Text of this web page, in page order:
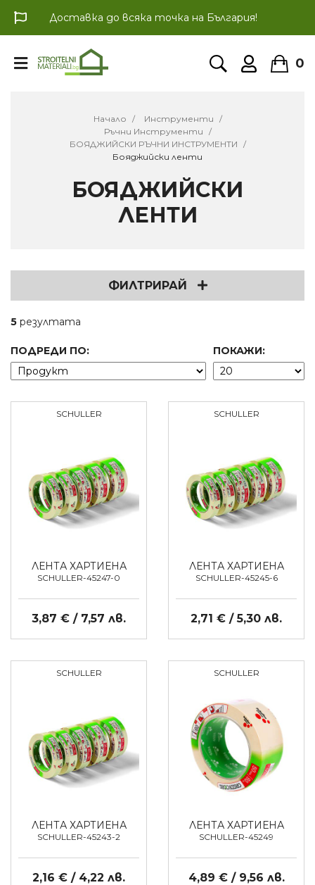
Доставка до всяка точка на България!
0
Начало
Инструменти
Ръчни Инструменти
БОЯДЖИЙСКИ РЪЧНИ ИНСТРУМЕНТИ
Бояджийски ленти
БОЯДЖИЙСКИ
ЛЕНТИ
ФИЛТРИРАЙ
5 резултата
ПОДРЕДИ ПО: ПОКАЖИ:
SCHULLER
ЛЕНТА ХАРТИЕНА
SCHULLER-45247-0
3,87 € / 7,57 лв.
SCHULLER
ЛЕНТА ХАРТИЕНА
SCHULLER-45245-6
2,71 € / 5,30 лв.
SCHULLER
ЛЕНТА ХАРТИЕНА
SCHULLER-45243-2
2,16 € / 4,22 лв.
SCHULLER
ЛЕНТА ХАРТИЕНА
SCHULLER-45249
4,89 € / 9,56 лв.